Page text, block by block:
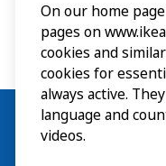
On our home
pages on
cookies and
cookies for
always active.
language and
videos.